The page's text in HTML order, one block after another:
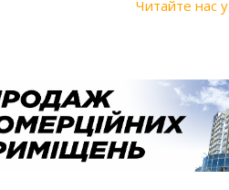
Читайте нас у